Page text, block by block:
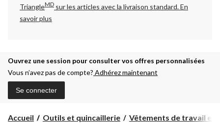
TriangleMD sur les articles avec la livraison standard.En
savoir plus
Ouvrez une session pour consulter vos offres personnalisées
Vous n’avez pas de compte? Adhérez maintenant
Se connecter
Accueil Outils et quincaillerie Vêtements de travail et